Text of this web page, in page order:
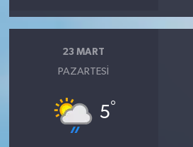
23 MART
PAZARTESI
5°